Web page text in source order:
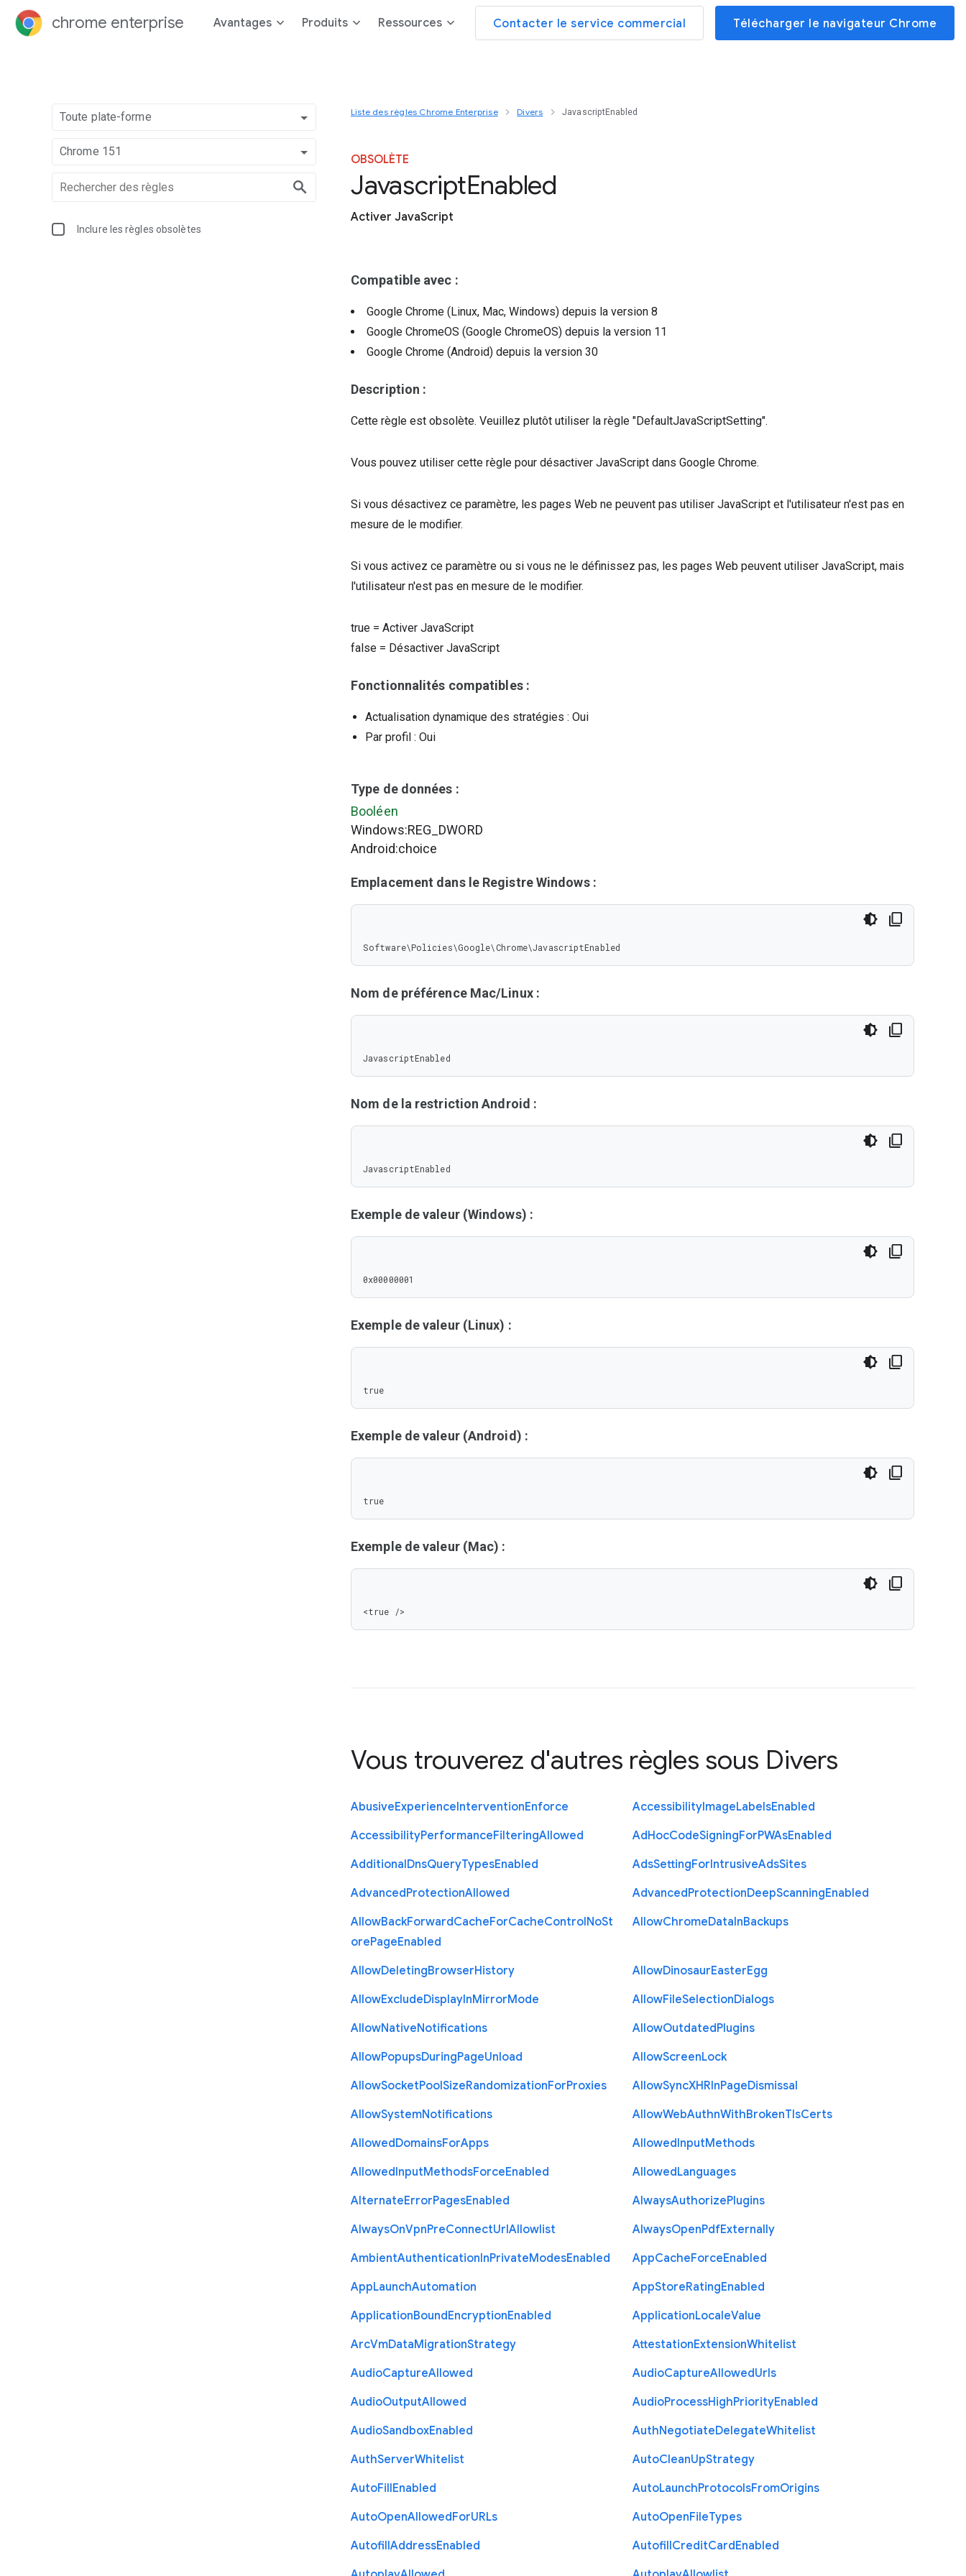
chrome enterprise Avantages Produits Ressources Contacter le service commercial Télécharger le navigateur Chrome
Toute plate-forme
Chrome 151
Inclure les règles obsolètes
Liste des règles Chrome Enterprise Divers JavascriptEnabled
OBSOLÈTE
JavascriptEnabled
Activer JavaScript
Compatible avec :
Google Chrome (Linux, Mac, Windows) depuis la version 8
Google ChromeOS (Google ChromeOS) depuis la version 11
Google Chrome (Android) depuis la version 30
Description :
Cette règle est obsolète. Veuillez plutôt utiliser la règle "DefaultJavaScriptSetting".
Vous pouvez utiliser cette règle pour désactiver JavaScript dans Google Chrome.
Si vous désactivez ce paramètre, les pages Web ne peuvent pas utiliser JavaScript et l'utilisateur n'est pas en
mesure de le modifier.
Si vous activez ce paramètre ou si vous ne le définissez pas, les pages Web peuvent utiliser JavaScript, mais
l'utilisateur n'est pas en mesure de le modifier.
true = Activer JavaScript
false = Désactiver JavaScript
Fonctionnalités compatibles :
Actualisation dynamique des stratégies : Oui
Par profil : Oui
Type de données :
Booléen
Windows:REG_DWORD
Android:choice
Emplacement dans le Registre Windows :
Software\Policies\Google\Chrome\JavascriptEnabled
Nom de préférence Mac/Linux :
JavascriptEnabled
Nom de la restriction Android :
JavascriptEnabled
Exemple de valeur (Windows) :
0x00000001
Exemple de valeur (Linux) :
true
Exemple de valeur (Android) :
true
Exemple de valeur (Mac) :
<true />
Vous trouverez d'autres règles sous Divers
AbusiveExperienceInterventionEnforce AccessibilityImageLabelsEnabled
AccessibilityPerformanceFilteringAllowed AdHocCodeSigningForPWAsEnabled
AdditionalDnsQueryTypesEnabled AdsSettingForIntrusiveAdsSites
AdvancedProtectionAllowed AdvancedProtectionDeepScanningEnabled
AllowBackForwardCacheForCacheControlNoSt
orePageEnabled
AllowChromeDataInBackups
AllowDeletingBrowserHistory AllowDinosaurEasterEgg
AllowExcludeDisplayInMirrorMode AllowFileSelectionDialogs
AllowNativeNotifications AllowOutdatedPlugins
AllowPopupsDuringPageUnload AllowScreenLock
AllowSocketPoolSizeRandomizationForProxies AllowSyncXHRInPageDismissal
AllowSystemNotifications AllowWebAuthnWithBrokenTlsCerts
AllowedDomainsForApps AllowedInputMethods
AllowedInputMethodsForceEnabled AllowedLanguages
AlternateErrorPagesEnabled AlwaysAuthorizePlugins
AlwaysOnVpnPreConnectUrlAllowlist AlwaysOpenPdfExternally
AmbientAuthenticationInPrivateModesEnabled AppCacheForceEnabled
AppLaunchAutomation AppStoreRatingEnabled
ApplicationBoundEncryptionEnabled ApplicationLocaleValue
ArcVmDataMigrationStrategy AttestationExtensionWhitelist
AudioCaptureAllowed AudioCaptureAllowedUrls
AudioOutputAllowed AudioProcessHighPriorityEnabled
AudioSandboxEnabled AuthNegotiateDelegateWhitelist
AuthServerWhitelist AutoCleanUpStrategy
AutoFillEnabled AutoLaunchProtocolsFromOrigins
AutoOpenAllowedForURLs AutoOpenFileTypes
AutofillAddressEnabled AutofillCreditCardEnabled